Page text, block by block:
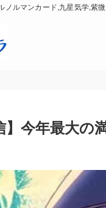
ノルマンカード,九星気学,紫
】今年最大の